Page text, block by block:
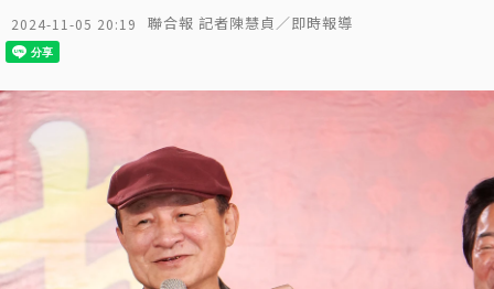
2024-11-05 20:19 聯合報 記者陳慧貞／即時報導